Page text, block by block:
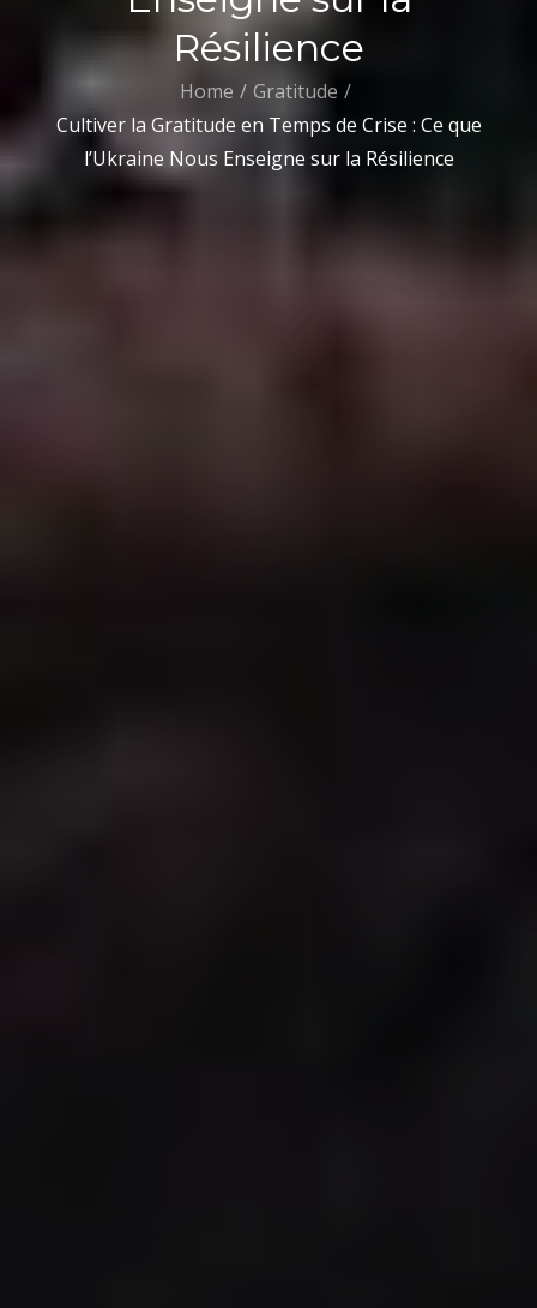
Résilience
Home
Gratitude
Cultiver la Gratitude en Temps de Crise : Ce que
l’Ukraine Nous Enseigne sur la Résilience